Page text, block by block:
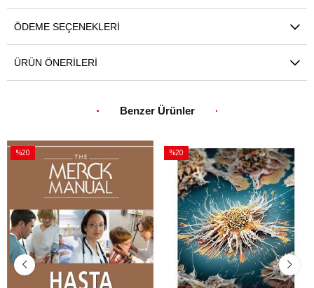
ÖDEME SEÇENEKLERI
ÜRÜN ÖNERILERI
Benzer Ürünler
%20
%20
İndirim
%20İndirim